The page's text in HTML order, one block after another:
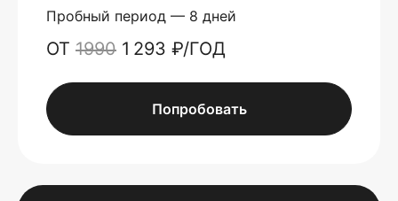
Пробный период — 8 дней
ОТ 1990 1 293 ₽/ГОД
Попробовать